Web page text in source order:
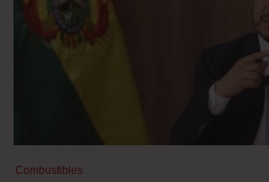
Combustibles